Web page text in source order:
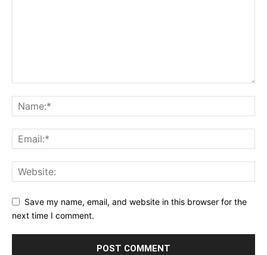
Save my name, email, and website in this browser for the
next time I comment.